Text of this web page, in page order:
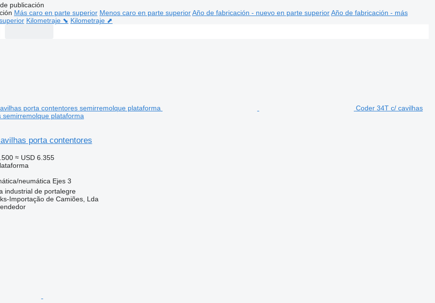
publicación
Más caro en parte superior Menos caro en parte superior Año de fabricación - nuevo en parte superior Año de fabricación - más
Kilometraje ⬊ Kilometraje ⬈
Coder 34T c/ cavilhas
semirremolque plataforma
porta contentores
≈ USD 6.355
neumática Ejes 3
industrial de portalegre
Importação de Camiões, Lda